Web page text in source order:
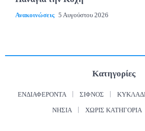
Ανακοινώσεις 5 Αυγούστου 2026
Κατηγορίες
ΕΝΔΙΑΦΈΡΟΝΤΑ ΣΊΦΝΟΣ
ΝΗΣΙΆ ΧΩΡΊΣ ΚΑΤΗΓΟΡΊΑ